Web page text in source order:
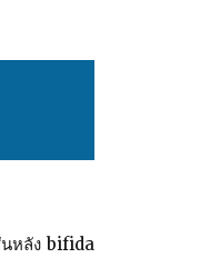
นหลัง bifida